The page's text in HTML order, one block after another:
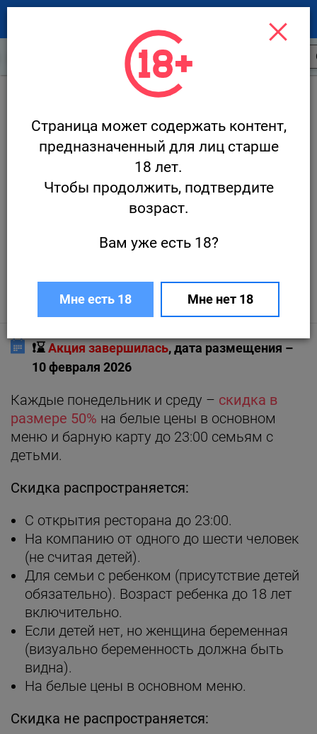
Новости ресторанов
Дель Мар / Del Mar (пр.
Славы)
Семейный день: -50% скидки по
понедельникам и средам на
меню и барную карту в
«ДельМар» /DelMar
❗️⌛️Акция завершилась, дата размещения –
10 февраля 2026
Каждые понедельник и среду – скидка в
размере 50% на белые цены в основном
меню и барную карту до 23:00 семьям с
детьми.
Скидка распространяется:
С открытия ресторана до 23:00.
На компанию от одного до шести человек
(не считая детей).
Для семьи с ребенком (присутствие детей
обязательно). Возраст ребенка до 18 лет
включительно.
Если детей нет, но женщина беременная
(визуально беременность должна быть
видна).
На белые цены в основном меню.
Скидка не распространяется:
Страница может содержать контент,
предназначенный для лиц старше
18 лет.
Чтобы продолжить, подтвердите
возраст.
Вам уже есть 18?
Мне есть 18 Мне нет 18